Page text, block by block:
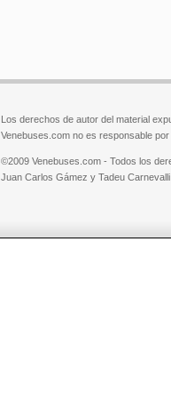
Los derechos de autor del material
Venebuses.com no es responsable
©2009 Venebuses.com - Todos los
Juan Carlos Gámez y Tadeu Carnevalli